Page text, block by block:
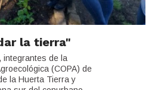
la tierra"
integrantes de la
(COPA) de
la Huerta Tierra y